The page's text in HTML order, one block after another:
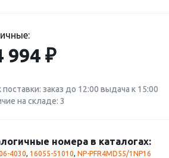
994 ₽
поставки: заказ до 12:00 выдача к 15:00
на складе: 3
номера в каталогах:
4030, 16055-51010, NP-PFR4MD55/1NP16